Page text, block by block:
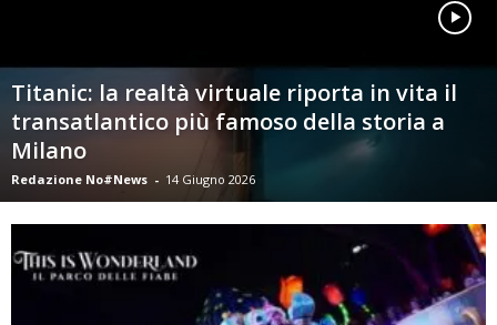
Titanic: la realtà virtuale riporta in vita il
transatlantico più famoso della storia a
Milano
Redazione No#News - 14 Giugno 2026